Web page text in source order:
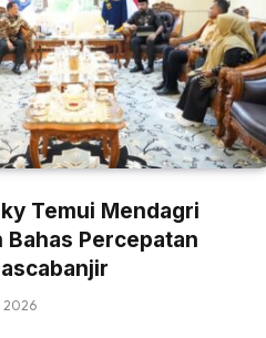
Temui Mendagri
Bahas Percepatan
2026